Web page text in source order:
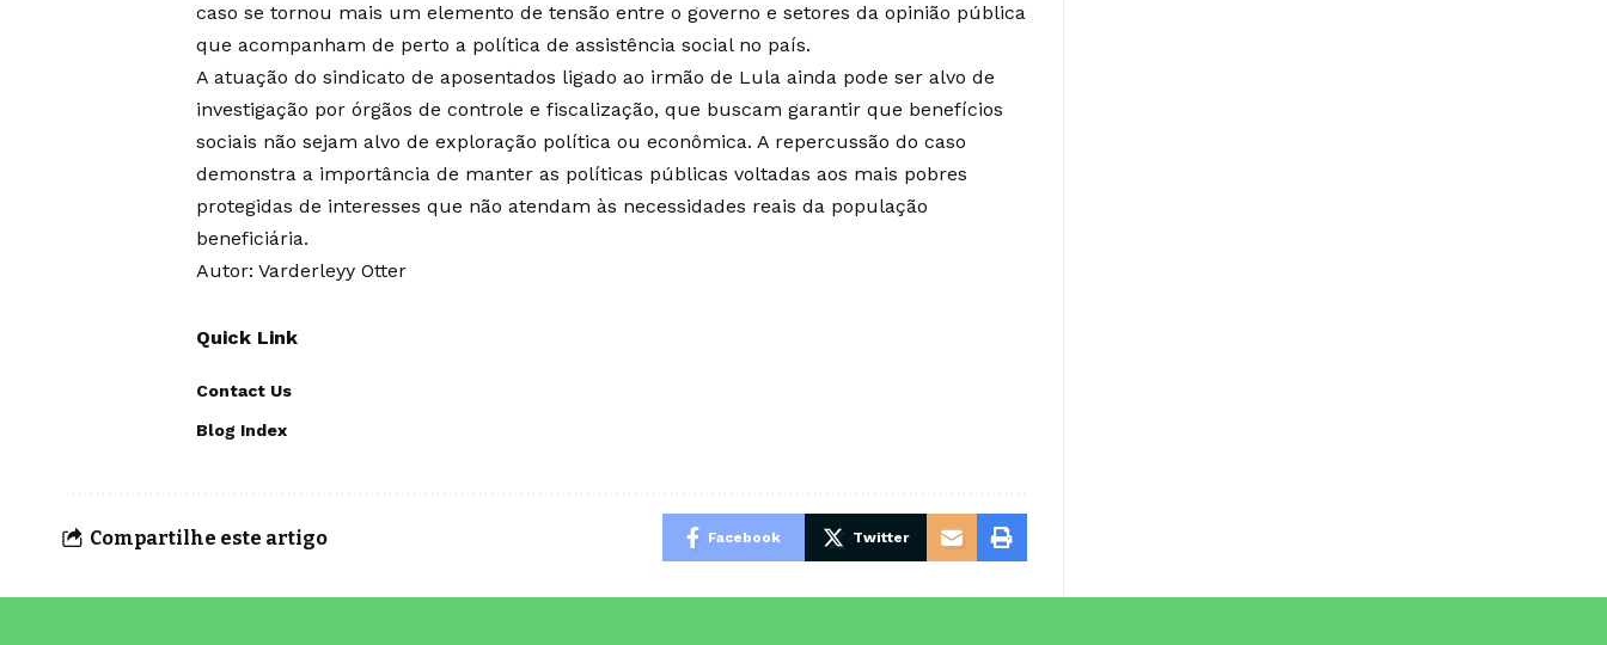
caso se tornou mais um elemento de tensão entre o governo e setores da opinião pública
que acompanham de perto a política de assistência social no país.
A atuação do sindicato de aposentados ligado ao irmão de Lula ainda pode ser alvo de
investigação por órgãos de controle e fiscalização, que buscam garantir que benefícios
sociais não sejam alvo de exploração política ou econômica. A repercussão do caso
demonstra a importância de manter as políticas públicas voltadas aos mais pobres
protegidas de interesses que não atendam às necessidades reais da população
beneficiária.
Autor: Varderleyy Otter
Quick Link
Contact Us
Blog Index
Compartilhe este artigo Facebook Twitter